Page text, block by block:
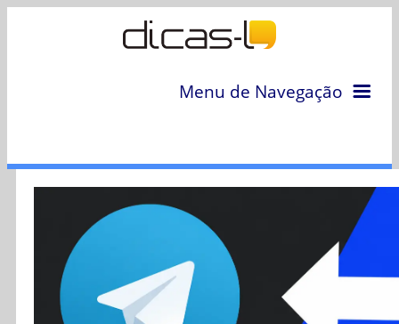
Menu de Navegação
Colunas